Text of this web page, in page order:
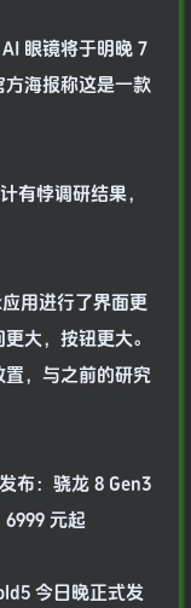
眼镜将于明晚 7
海报称这是一款
有悖调研结果，
用进行了界面更
大，按钮更大。
，与之前的研究
布：骁龙 8 Gen3
元起
今日晚正式发